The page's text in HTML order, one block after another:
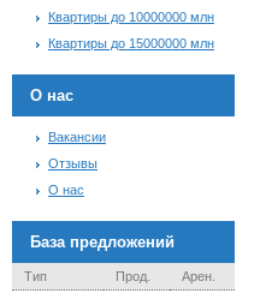
Квартиры до 10000000 млн
Квартиры до 15000000 млн
О нас
Вакансии
Отзывы
О нас
База предложений
Тип Прод.
Арен.